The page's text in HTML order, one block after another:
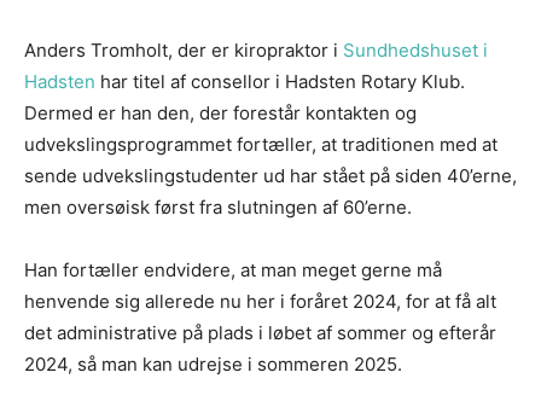
Anders Tromholt, der er kiropraktor i Sundhedshuset i
Hadsten har titel af consellor i Hadsten Rotary Klub.
Dermed er han den, der forestår kontakten og
udvekslingsprogrammet fortæller, at traditionen med at
sende udvekslingstudenter ud har stået på siden 40’erne,
men oversøisk først fra slutningen af 60’erne.
Han fortæller endvidere, at man meget gerne må
henvende sig allerede nu her i foråret 2024, for at få alt
det administrative på plads i løbet af sommer og efterår
2024, så man kan udrejse i sommeren 2025.